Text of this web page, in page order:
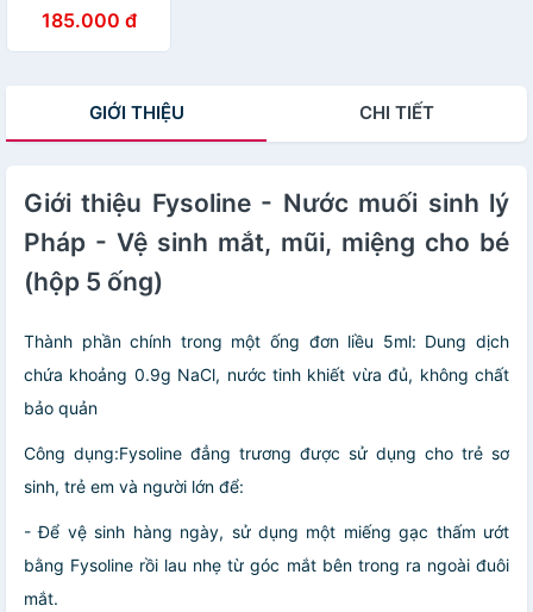
mũi, miệng cho
bé
185.000 đ
GIỚI THIỆU CHI TIẾT
Giới thiệu Fysoline - Nước muối sinh lý
Pháp - Vệ sinh mắt, mũi, miệng cho bé
(hộp 5 ống)
Thành phần chính trong một ống đơn liều 5ml: Dung dịch
chứa khoảng 0.9g NaCl, nước tinh khiết vừa đủ, không chất
bảo quản
Công dụng:Fysoline đẳng trương được sử dụng cho trẻ sơ
sinh, trẻ em và người lớn để:
- Để vệ sinh hàng ngày, sử dụng một miếng gạc thấm ướt
bằng Fysoline rồi lau nhẹ từ góc mắt bên trong ra ngoài đuôi
mắt.